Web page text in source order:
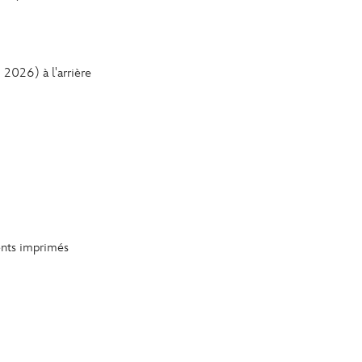
2026) à l'arrière
imprimés